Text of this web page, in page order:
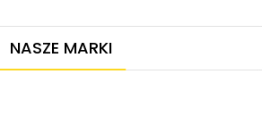
NASZE MARKI